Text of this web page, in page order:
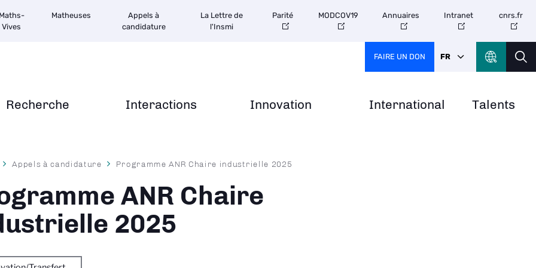
Recherche Interactions Innovation International Talents
Maths-
Vives
Matheuses
Appels à
candidature
La Lettre de
l'Insmi
Parité MODCOV19 Annuaires Intranet cnrs.fr
FAIRE UN DON FR
Appels à candidature Programme ANR Chaire industrielle 2025
ANR Chaire
2025